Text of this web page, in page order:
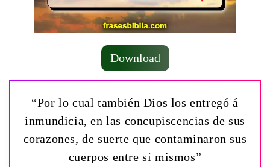
Download
“Por lo cual también Dios los entregó á
inmundicia, en las concupiscencias de sus
corazones, de suerte que contaminaron sus
cuerpos entre sí mismos”